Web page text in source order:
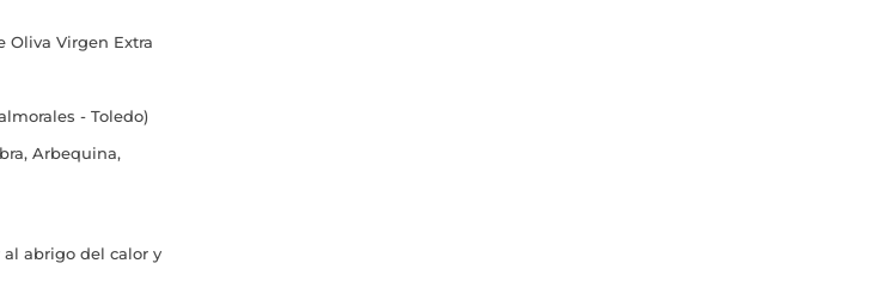
Oliva Virgen Extra
- Toledo)
Arbequina,
al abrigo del calor y